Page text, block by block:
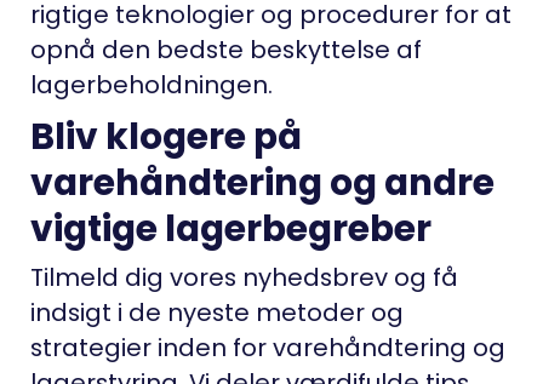
rigtige teknologier og procedurer for at
opnå den bedste beskyttelse af
lagerbeholdningen.
Bliv klogere på
varehåndtering og andre
vigtige lagerbegreber
Tilmeld dig vores nyhedsbrev og få
indsigt i de nyeste metoder og
strategier inden for varehåndtering og